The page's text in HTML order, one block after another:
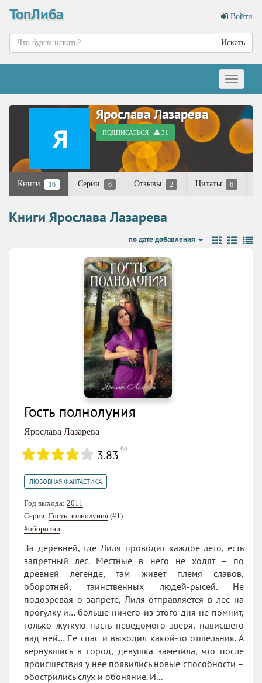
ТопЛиба Войти
Искать
Меню
Ярослава Лазарева
ПОДПИСАТЬСЯ 31
Книги 16 Серии 6 Отзывы 2 Цитаты 6
Книги Ярослава Лазарева
по дате добавления
Гость полнолуния
Ярослава Лазарева
3.83 (6)
ЛЮБОВНАЯ ФАНТАСТИКА
Год выхода: 2011
Серия: Гость полнолуния (#1)
#оборотни
За деревней, где Лиля проводит каждое лето, есть
запретный лес. Местные в него не ходят – по
древней легенде, там живет племя славов,
оборотней, таинственных людей-рысей. Не
подозревая о запрете, Лиля отправляется в лес на
прогулку и… больше ничего из этого дня не помнит,
только жуткую пасть неведомого зверя, нависшего
над ней… Ее спас и выходил какой-то отшельник. А
вернувшись в город, девушка заметила, что после
происшествия у нее появились новые способности –
обострились слух и обоняние. И...